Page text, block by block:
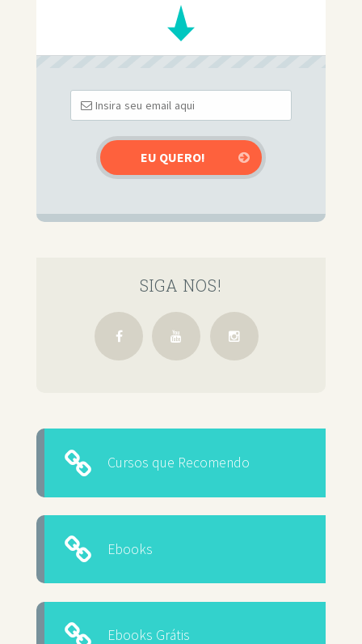
SIGA NOS!
Cursos que Recomendo
Ebooks
Ebooks Grátis